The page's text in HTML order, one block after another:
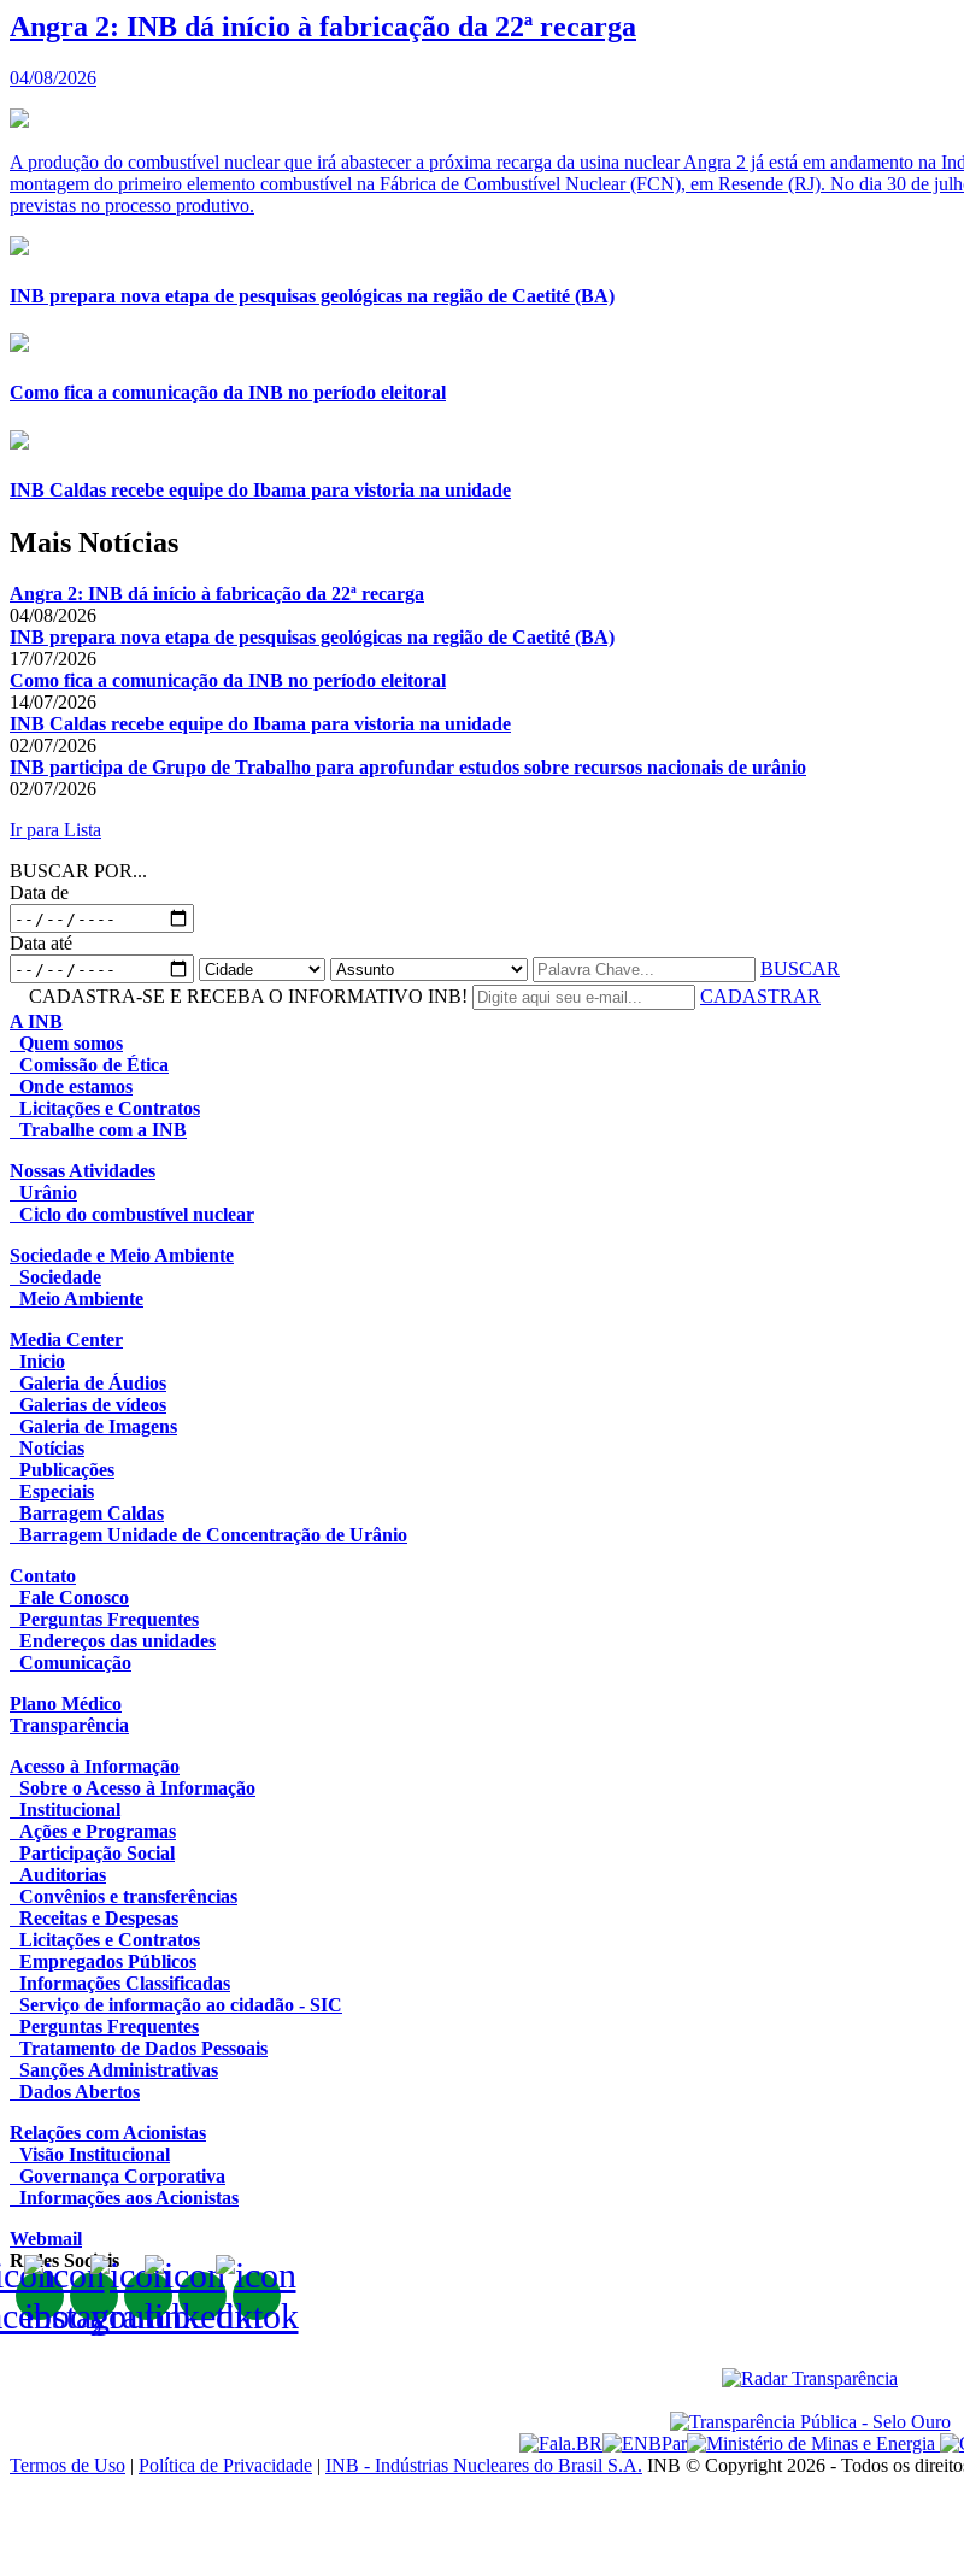
Angra 2: INB dá início à fabricação da 22ª recarga
04/08/2026
A produção do combustível nuclear que irá abastecer a próxima recarga da usina nuclear Angra 2 já está em andamento
montagem do primeiro elemento combustível na Fábrica de Combustível Nuclear (FCN), em Resende (RJ). No dia 30 de
previstas no processo produtivo.
INB prepara nova etapa de pesquisas geológicas na região de Caetité (BA)
Como fica a comunicação da INB no período eleitoral
INB Caldas recebe equipe do Ibama para vistoria na unidade
Mais Notícias
Angra 2: INB dá início à fabricação da 22ª recarga
04/08/2026
INB prepara nova etapa de pesquisas geológicas na região de Caetité (BA)
17/07/2026
Como fica a comunicação da INB no período eleitoral
14/07/2026
INB Caldas recebe equipe do Ibama para vistoria na unidade
02/07/2026
INB participa de Grupo de Trabalho para aprofundar estudos sobre recursos nacionais de urânio
02/07/2026
Ir para Lista
BUSCAR POR...
Data de
Data até
BUSCAR
CADASTRA-SE E RECEBA O INFORMATIVO INB!
CADASTRAR
A INB
Quem somos
Comissão de Ética
Onde estamos
Licitações e Contratos
Trabalhe com a INB
Nossas Atividades
Urânio
Ciclo do combustível nuclear
Sociedade e Meio Ambiente
Sociedade
Meio Ambiente
Media Center
Inicio
Galeria de Áudios
Galerias de vídeos
Galeria de Imagens
Notícias
Publicações
Especiais
Barragem Caldas
Barragem Unidade de Concentração de Urânio
Contato
Fale Conosco
Perguntas Frequentes
Endereços das unidades
Comunicação
Plano Médico
Transparência
Acesso à Informação
Sobre o Acesso à Informação
Institucional
Ações e Programas
Participação Social
Auditorias
Convênios e transferências
Receitas e Despesas
Licitações e Contratos
Empregados Públicos
Informações Classificadas
Serviço de informação ao cidadão - SIC
Perguntas Frequentes
Tratamento de Dados Pessoais
Sanções Administrativas
Dados Abertos
Relações com Acionistas
Visão Institucional
Governança Corporativa
Informações aos Acionistas
Webmail
Redes Sociais
Termos de Uso | Política de Privacidade | INB - Indústrias Nucleares do Brasil S.A. INB © Copyright 2026 - Todos os